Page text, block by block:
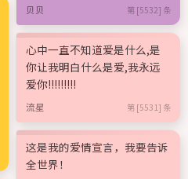
贝贝 第 [5532] 条
心中一直不知道爱是什么,是
你让我明白什么是爱,我永远
爱你!!!!!!!!!
流星 第 [5531] 条
这是我的爱情宣言，我要告诉
全世界！